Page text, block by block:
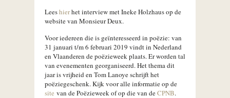
Leeshierhet interview met Ineke Holzhaus op de
website van Monsieur Deux.
Voor iedereen die is geïnteresseerd in poëzie: van
31 januari t/m 6 februari 2019 vindt in Nederland
en Vlaanderen de poëzieweek plaats. Er worden tal
van evenementen georganiseerd. Het thema dit
jaar is vrijheid en Tom Lanoye schrijft het
poëziegeschenk. Kijk voor alle informatie op de
site van de Poëzieweek of op die van deCPNB.